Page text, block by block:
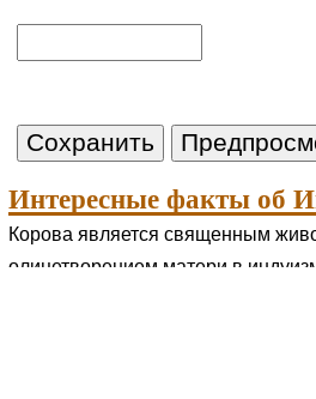
Интересные факты об
Корова является священным
олицетворением матери в